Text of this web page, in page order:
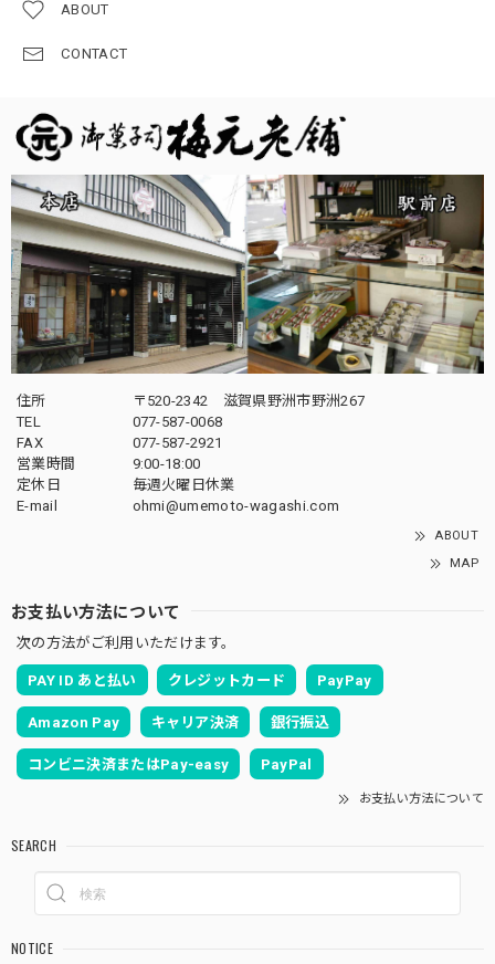
ABOUT
CONTACT
住所
〒520-2342 滋賀県野洲市野洲267
TEL
077-587-0068
FAX
077-587-2921
営業時間
9:00-18:00
定休日
毎週火曜日休業
E-mail
ohmi@umemoto-wagashi.com
ABOUT
MAP
お支払い方法について
次の方法がご利用いただけます。
PAY ID あと払い クレジットカード PayPay
Amazon Pay キャリア決済 銀行振込
コンビニ決済またはPay-easy PayPal
お支払い方法について
SEARCH
NOTICE